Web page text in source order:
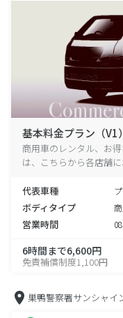
基本料金プラン（V1）
商用車のレンタル、お
は、こちらから各店舗に
代表車種
ボディタイプ
営業時間
6時間まで6,600円
免責補償制度1,100円
巣鴨警察署サンシャイ